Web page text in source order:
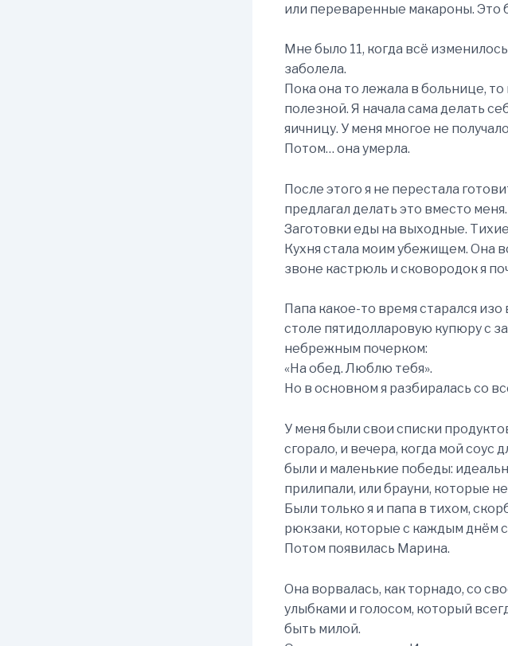
или переваренные макароны. Это
Мне было 11, когда всё
заболела.
Пока она то лежала в больнице,
полезной. Я начала сама делать
яичницу. У меня многое не
Потом… она умерла.
После этого я не перестала
предлагал делать это вместо
Заготовки еды на выходные.
Кухня стала моим убежищем. Она
звоне кастрюль и сковородок я
Папа какое-то время старался
столе пятидолларовую купюру с
небрежным почерком:
«На обед. Люблю тебя».
Но в основном я разбиралась со
У меня были свои списки
сгорало, и вечера, когда мой соус
были и маленькие победы:
прилипали, или брауни, которые
Были только я и папа в тихом,
рюкзаки, которые с каждым днём
Потом появилась Марина.
Она ворвалась, как торнадо, со
улыбками и голосом, который
быть милой.